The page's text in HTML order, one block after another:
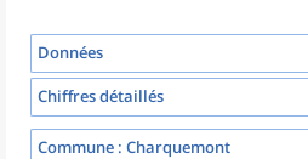
Données
Chiffres détaillés
Commune : Charquemont